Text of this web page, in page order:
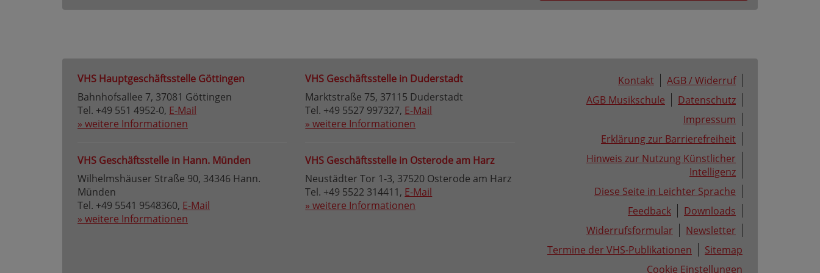
VHS Hauptgeschäftsstelle Göttingen
Bahnhofsallee 7, 37081 Göttingen
Tel. +49 551 4952-0, E-Mail
» weitere Informationen
VHS Geschäftsstelle in Hann. Münden
Wilhelmshäuser Straße 90, 34346 Hann.
Münden
Tel. +49 5541 9548360, E-Mail
» weitere Informationen
VHS Geschäftsstelle in Duderstadt
Marktstraße 75, 37115 Duderstadt
Tel. +49 5527 997327, E-Mail
» weitere Informationen
VHS Geschäftsstelle in Osterode am Harz
Neustädter Tor 1-3, 37520 Osterode am Harz
Tel. +49 5522 314411, E-Mail
» weitere Informationen
Kontakt
AGB / Widerruf
AGB Musikschule
Datenschutz
Impressum
Erklärung zur Barrierefreiheit
Hinweis zur Nutzung Künstlicher
Intelligenz
Diese Seite in Leichter Sprache
Feedback
Downloads
Widerrufsformular
Newsletter
Termine der VHS-Publikationen
Sitemap
Cookie Einstellungen